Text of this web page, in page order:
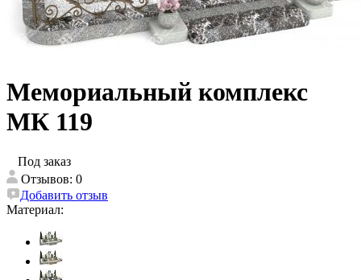
Мемориальный комплекс
МК 119
Под заказ
Отзывов: 0
Добавить отзыв
Материал: